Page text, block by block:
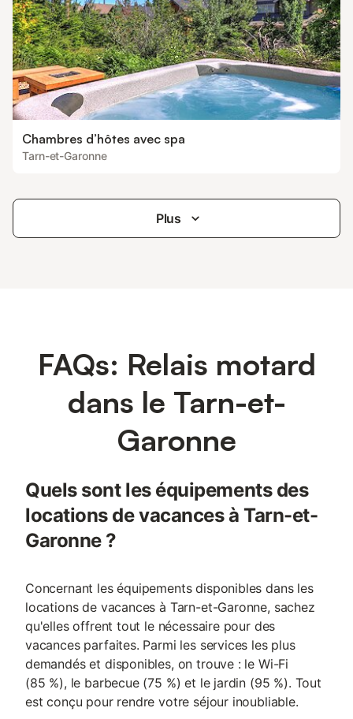
Chambres d’hôtes avec spa
Tarn-et-Garonne
Plus
FAQs: Relais motard
dans le Tarn-et-
Garonne
Quels sont les équipements des
locations de vacances à Tarn-et-
Garonne ?
Concernant les équipements disponibles dans les
locations de vacances à Tarn-et-Garonne, sachez
qu'elles offrent tout le nécessaire pour des
vacances parfaites. Parmi les services les plus
demandés et disponibles, on trouve : le Wi-Fi
(85 %), le barbecue (75 %) et le jardin (95 %). Tout
est conçu pour rendre votre séjour inoubliable.